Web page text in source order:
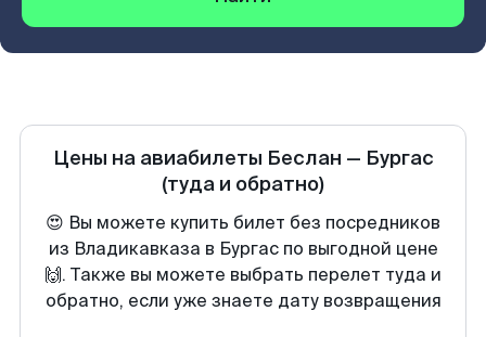
Цены на авиабилеты Беслан — Бургас
(туда и обратно)
😍 Вы можете купить билет без посредников
из Владикавказа в Бургас по выгодной цене
🙌. Также вы можете выбрать перелет туда и
обратно, если уже знаете дату возвращения